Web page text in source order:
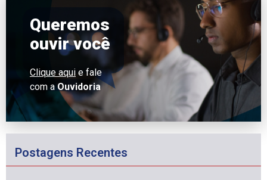
Queremos
ouvir você
Clique aqui e fale
com a Ouvidoria
Postagens Recentes